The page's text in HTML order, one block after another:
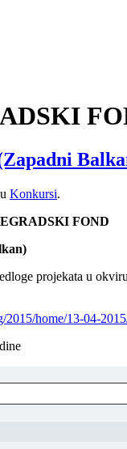
Konkursi.
FOND
projekata u
2015/home/13-04-